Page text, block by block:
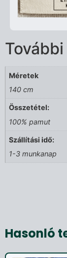
Méretek
140 cm
Összetétel:
100% pamut
Szállítási idő:
1-3 munkanap
Hasonló